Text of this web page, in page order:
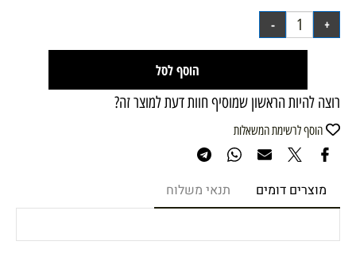
הוסף לסל
רוצה להיות הראשון שמוסיף חוות דעת למוצר זה?
הוסף לרשימת המשאלות
מוצרים דומים תנאי משלוח